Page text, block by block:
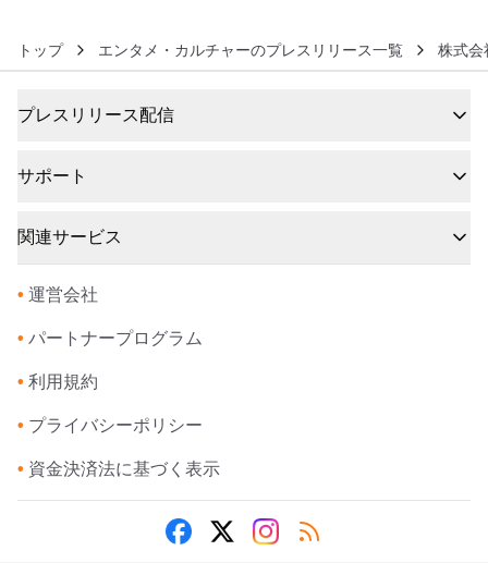
トップ エンタメ・カルチャーのプレスリリース一覧 株式会
プレスリリース配信
サポート
関連サービス
• 運営会社
• パートナープログラム
• 利用規約
• プライバシーポリシー
• 資金決済法に基づく表示